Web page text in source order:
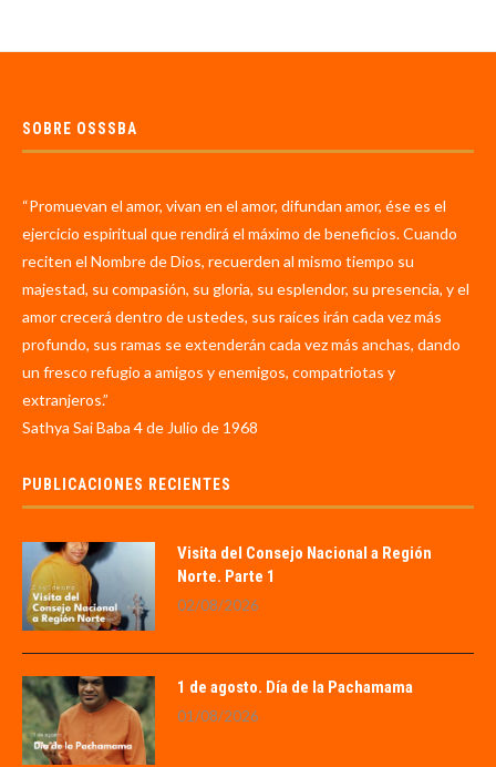
SOBRE OSSSBA
“Promuevan el amor, vivan en el amor, difundan amor, ése es el
ejercicio espiritual que rendirá el máximo de beneficios. Cuando
reciten el Nombre de Dios, recuerden al mismo tiempo su
majestad, su compasión, su gloria, su esplendor, su presencia, y el
amor crecerá dentro de ustedes, sus raíces irán cada vez más
profundo, sus ramas se extenderán cada vez más anchas, dando
un fresco refugio a amigos y enemigos, compatriotas y
extranjeros.”
Sathya Sai Baba 4 de Julio de 1968
PUBLICACIONES RECIENTES
Visita del Consejo Nacional a Región
Norte. Parte 1
02/08/2026
1 de agosto. Día de la Pachamama
01/08/2026